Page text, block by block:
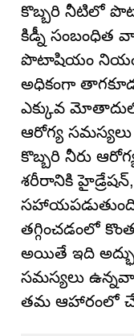
కొబ్బరి నీటిలో
కిడ్నీ సంబంధిత
పొటాషియం
అధికంగా
ఎక్కువ
ఆరోగ్య
కొబ్బరి నీరు
శరీరానికి
తగ్గించడంలో
అయితే ఇది
సమస్యలు
తమ ఆహారంలో